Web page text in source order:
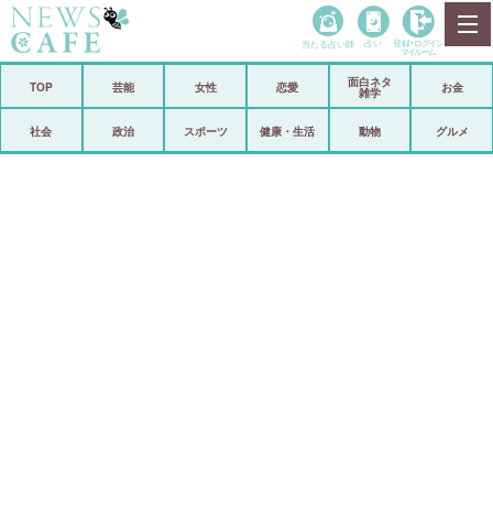
政治
当たる占い師 占い 登録• ログイン
マイルーム
TOP 芸能 女性 恋愛
面白ネタ
雑学
お金
社会 政治 スポーツ 健康・生活 動物 グルメ